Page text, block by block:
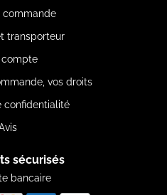
commande
transporteur
compte
vos droits
confidentialité
sécurisés
bancaire